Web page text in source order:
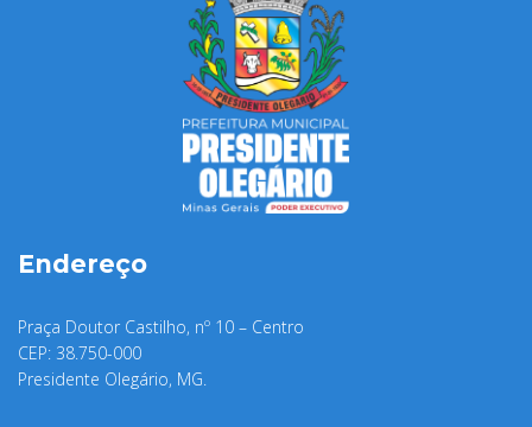
Endereço
Praça Doutor Castilho, nº 10 – Centro
CEP: 38.750-000
Presidente Olegário, MG.